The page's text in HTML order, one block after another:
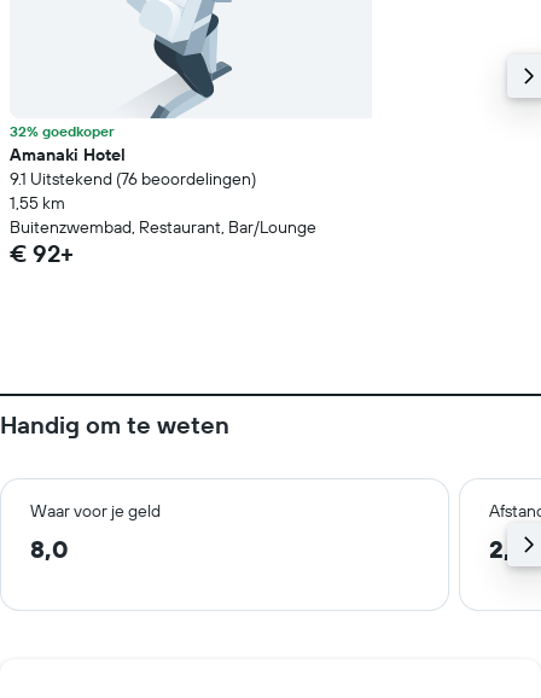
32% goedkoper
Amanaki Hotel
9.1 Uitstekend (76 beoordelingen)
1,55 km
Buitenzwembad, Restaurant, Bar/Lounge
€ 92+
Handig om te weten
Waar voor je geld
8,0 2,3